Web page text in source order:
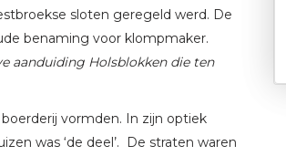
sloten geregeld werd. De
benaming voor klompmaker.
aanduiding Holsblokken die ten
vormden. In zijn optiek
was ‘de deel’. De straten waren